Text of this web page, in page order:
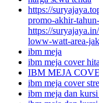
https://
promo-akhir-
https://
loww-watt-area-
ibm meja
ibm meja cover
IBM MEJA
ibm meja cover
ibm meja dan